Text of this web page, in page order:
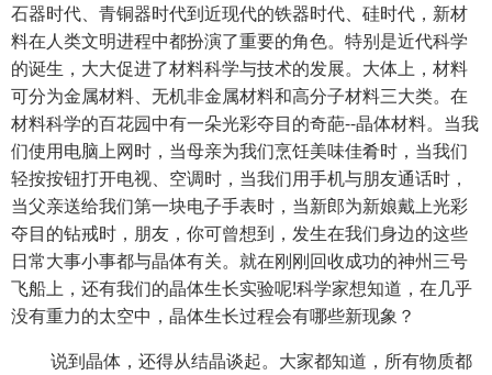
石器时代、青铜器时代到近现代的铁器时代、硅时代，新材
料在人类文明进程中都扮演了重要的角色。特别是近代科学
的诞生，大大促进了材料科学与技术的发展。大体上，材料
可分为金属材料、无机非金属材料和高分子材料三大类。在
材料科学的百花园中有一朵光彩夺目的奇葩--晶体材料。当我
们使用电脑上网时，当母亲为我们烹饪美味佳肴时，当我们
轻按按钮打开电视、空调时，当我们用手机与朋友通话时，
当父亲送给我们第一块电子手表时，当新郎为新娘戴上光彩
夺目的钻戒时，朋友，你可曾想到，发生在我们身边的这些
日常大事小事都与晶体有关。就在刚刚回收成功的神州三号
飞船上，还有我们的晶体生长实验呢!科学家想知道，在几乎
没有重力的太空中，晶体生长过程会有哪些新现象？
说到晶体，还得从结晶谈起。大家都知道，所有物质都